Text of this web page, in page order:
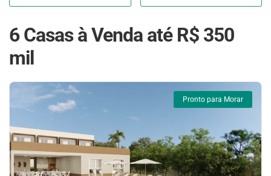
6 Casas à Venda até R$ 350
mil
Pronto para Morar